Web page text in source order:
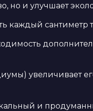
но и улучшает
каждый сантиметр
увеличивает
и